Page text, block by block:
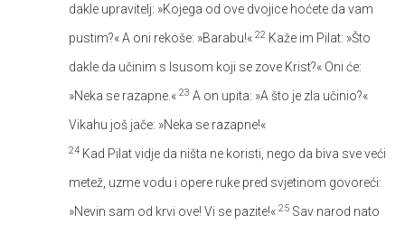
dakle upravitelj: »Kojega od ove dvojice hoćete da vam
pustim?« A oni rekoše: »Barabu!« 22 Kaže im Pilat: »Što
dakle da učinim s Isusom koji se zove Krist?« Oni će:
»Neka se razapne.« 23 A on upita: »A što je zla učinio?«
Vikahu još jače: »Neka se razapne!«
24 Kad Pilat vidje da ništa ne koristi, nego da biva sve veći
metež, uzme vodu i opere ruke pred svjetinom govoreći:
»Nevin sam od krvi ove! Vi se pazite!« 25 Sav narod nato